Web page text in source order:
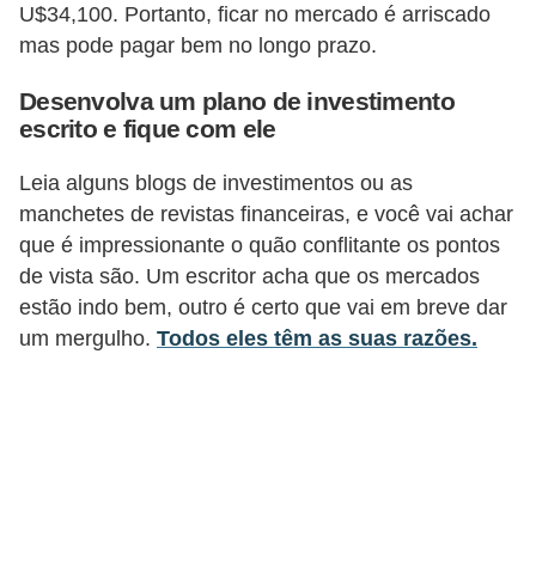
U$34,100. Portanto, ficar no mercado é arriscado
mas pode pagar bem no longo prazo.
Desenvolva um plano de investimento
escrito e fique com ele
Leia alguns blogs de investimentos ou as
manchetes de revistas financeiras, e você vai achar
que é impressionante o quão conflitante os pontos
de vista são. Um escritor acha que os mercados
estão indo bem, outro é certo que vai em breve dar
um mergulho. Todos eles têm as suas razões.
m
e
t
s
F
o
r
m